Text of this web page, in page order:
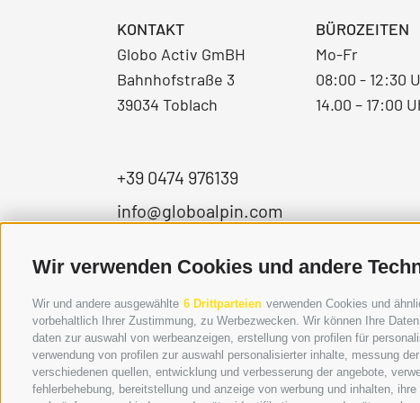
Wir verwenden Cookies und andere
Wir und andere ausgewählte 6 Drittparteien verwenden Cookies und
vorbehaltlich Ihrer Zustimmung, zu Werbezwecken. Wir können Ihre
daten zur auswahl von werbeanzeigen, erstellung von profilen für
verwendung von profilen zur auswahl personalisierter inhalte, messung
verschiedenen quellen, entwicklung und verbesserung der angebote,
fehlerbehebung, bereitstellung und anzeige von werbung und inhalten,
KONTAKT
Globo Activ GmBH
Bahnhofstraße 3
39034 Toblach
+39 0474 976139
info@globoalpin.com
BÜROZEITEN
Mo-Fr
08:00 - 12:30
14.00 – 17:00